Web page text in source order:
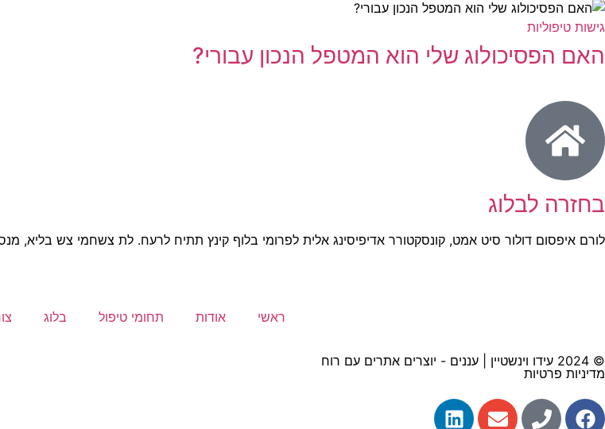
גישות טיפוליות
האם הפסיכולוג שלי הוא המטפל הנכון עבורי?
בחזרה לבלוג
לורם איפסום דולור סיט אמט, קונסקטורר אדיפיסינג אלית לפרומי בלוף קינץ תתיח לרעח. לת צשחמי צש בליא,
ראשי אודות תחומי טיפול בלוג
© 2024 עידו וינשטיין | עננים - יוצרים אתרים עם רוח
מדיניות פרטיות